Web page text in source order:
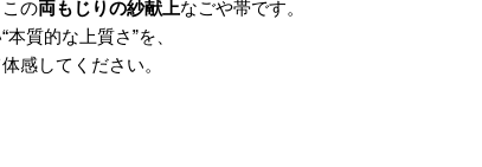
の両もじりの紗献上なごや帯です。
質的な上質さ”を、
感してください。